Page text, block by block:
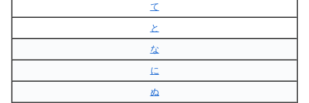
て
と
な
に
ぬ